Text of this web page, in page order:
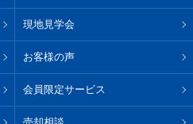
現地見学会
お客様の声
会員限定サービス